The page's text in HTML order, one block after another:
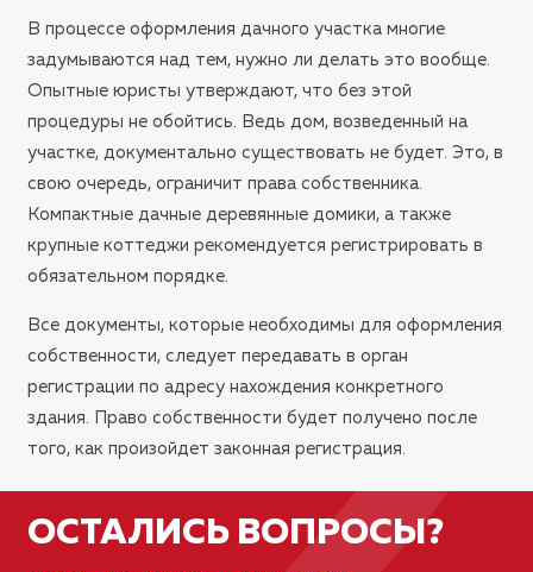
В процессе оформления дачного участка многие
задумываются над тем, нужно ли делать это вообще.
Опытные юристы утверждают, что без этой
процедуры не обойтись. Ведь дом, возведенный на
участке, документально существовать не будет. Это, в
свою очередь, ограничит права собственника.
Компактные дачные деревянные домики, а также
крупные коттеджи рекомендуется регистрировать в
обязательном порядке.
Все документы, которые необходимы для оформления
собственности, следует передавать в орган
регистрации по адресу нахождения конкретного
здания. Право собственности будет получено после
того, как произойдет законная регистрация.
ОСТАЛИСЬ ВОПРОСЫ?